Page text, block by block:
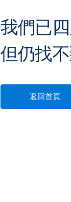
我們已四
但仍找不
返回首頁